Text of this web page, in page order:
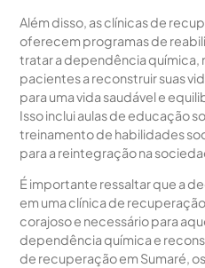
Além disso, as clínicas de
oferecem programas de
tratar a dependência química,
pacientes a reconstruir suas
para uma vida saudável e
Isso inclui aulas de educação
treinamento de habilidades
para a reintegração na
É importante ressaltar que a
em uma clínica de
corajoso e necessário para
dependência química e
de recuperação em Sumaré,